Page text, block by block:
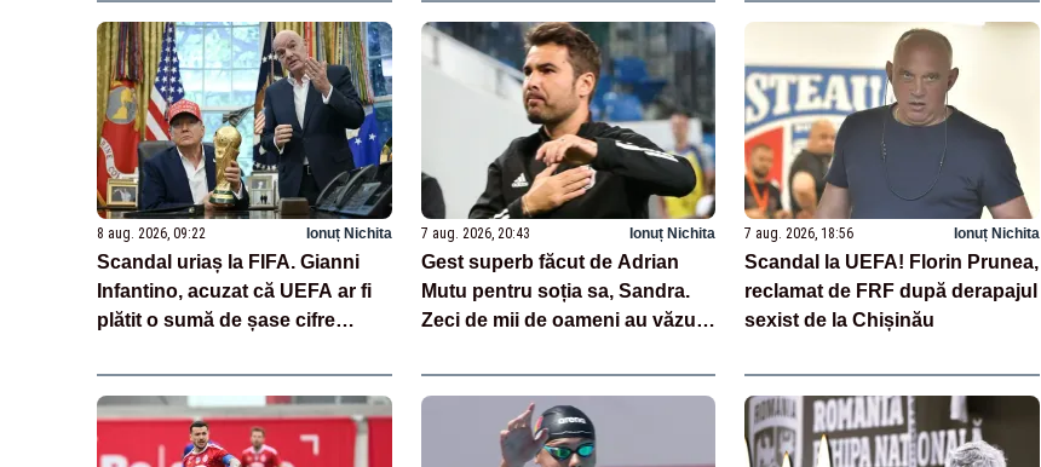
8 aug. 2026, 09:22 Ionuț Nichita
Scandal uriaș la FIFA. Gianni
Infantino, acuzat că UEFA ar fi
plătit o sumă de șase cifre
7 aug. 2026, 20:43 Ionuț Nichita
Gest superb făcut de Adrian
Mutu pentru soția sa, Sandra.
Zeci de mii de oameni au văzut
7 aug. 2026, 18:56 Ionuț Nichita
Scandal la UEFA! Florin Prunea,
reclamat de FRF după derapajul
sexist de la Chișinău